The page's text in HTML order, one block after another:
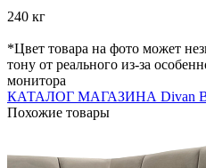
240 кг
*Цвет товара на фото может
тону от реального из-за
монитора
КАТАЛОГ МАГАЗИНА Divan
Похожие товары